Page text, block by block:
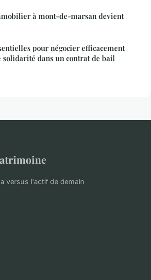
à mont-de-marsan devient
pour négocier efficacement
solidarité dans un contrat de bail
versus l'actif de demain